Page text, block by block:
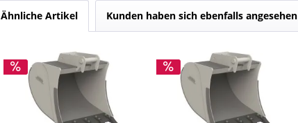
Ähnliche Artikel Kunden haben sich ebenfalls angesehen